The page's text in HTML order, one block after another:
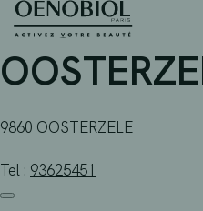
Skip
9860 OOSTERZELE
Tel : 93625451